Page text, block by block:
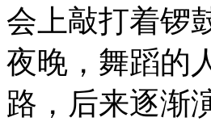
会上敲打着锣
夜晚，舞蹈的
路，后来逐渐